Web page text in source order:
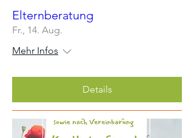
Elternberatung
Fr., 14. Aug.
Mehr Infos
Details